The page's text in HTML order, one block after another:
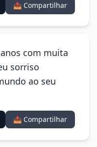
📤 Compartilhar
com muita
sorriso
ao seu
📤 Compartilhar